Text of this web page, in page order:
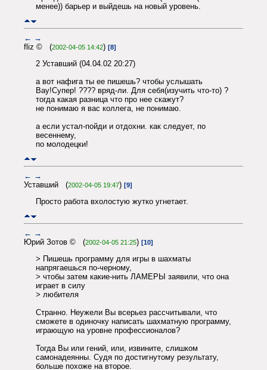
менее)) барьер и выйдешь на новый уровень.
← →
fliz © (2002-04-05 14:42) [8]
2 Уставший (04.04.02 20:27)
а вот нафига ты ее пишешь? чтобы услышать
Вау!Супер! ???? вряд-ли. Для себя(изучить что-то) ?
тогда какая разница что про нее скажут?
не понимаю я вас коллега, не понимаю.
а если устал-пойди и отдохни. как следует, по
весеннему,
по молодецки!
← →
Уставший (2002-04-05 19:47) [9]
Просто работа вхолостую жутко угнетает.
← →
Юрий Зотов © (2002-04-05 21:25) [10]
> Пишешь программу для игры в шахматы
напрягаешься по-черному,
> чтобы затем какие-нить ЛАМЕРЫ заявили, что она
играет в силу
> любителя
Странно. Неужели Вы всерьез рассчитывали, что
сможете в одиночку написать шахматную программу,
играющую на уровне профессионалов?
Тогда Вы или гений, или, извините, слишком
самонадеянны. Судя по достигнутому результату,
больше похоже на второе.